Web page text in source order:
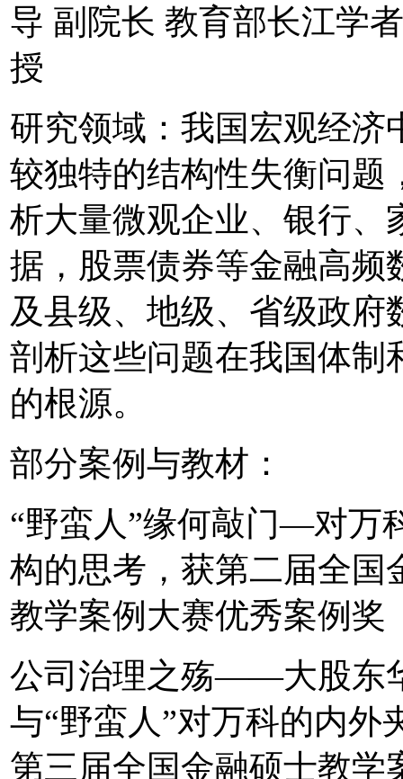
导 副院长 教育部长江学
授
研究领域：我国宏观经济
较独特的结构性失衡问题
析大量微观企业、银行、
据，股票债券等金融高频
及县级、地级、省级政府
剖析这些问题在我国体制
的根源。
部分案例与教材：
“野蛮人”缘何敲门—对万
构的思考，获第二届全国
教学案例大赛优秀案例奖
公司治理之殇——大股东
与“野蛮人”对万科的内外
第三届全国金融硕士教学